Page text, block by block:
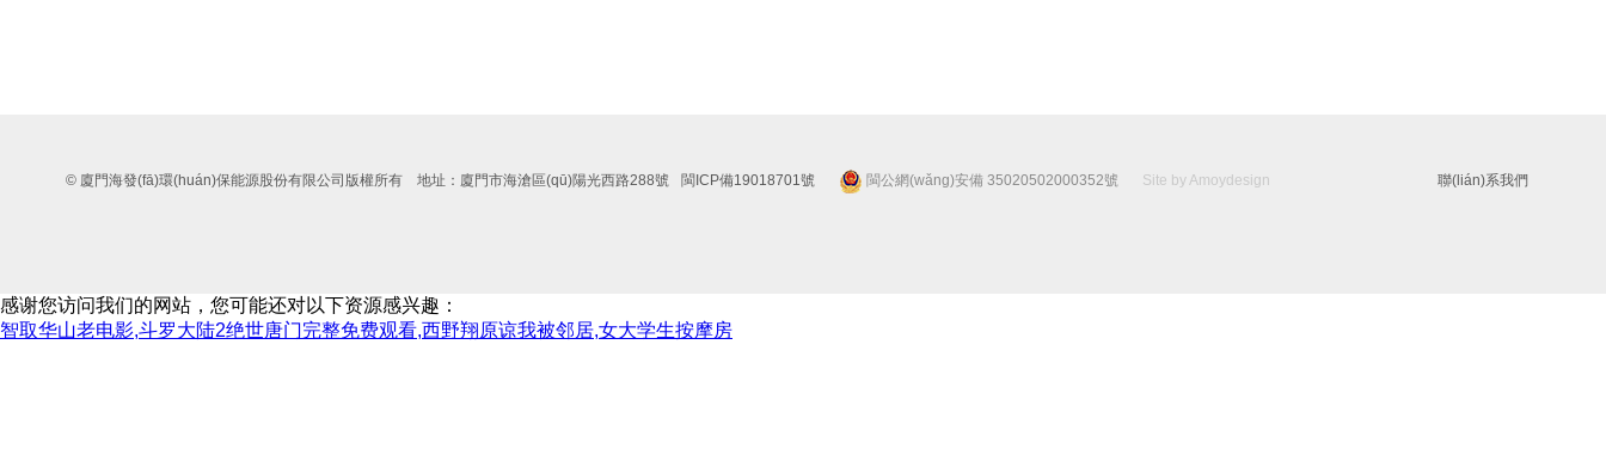
© 廈門海發(fā)環(huán)保能源股份有限公司版權所有 地址：廈門市海滄區(qū)陽光西路288號 閩ICP備19018701號 閩公網(wǎng)安備 35020502000352號 Site by Amoydesign 聯(lián)系我們
感谢您访问我们的网站，您可能还对以下资源感兴趣：
智取华山老电影,斗罗大陆2绝世唐门完整免费观看,西野翔原谅我被邻居,女大学生按摩房